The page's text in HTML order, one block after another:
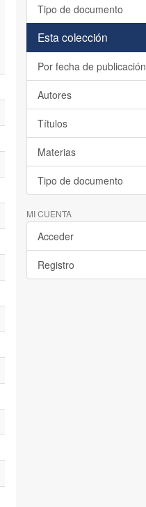
Tipo de documento
Esta colección
Por fecha de publicación
Autores
Títulos
Materias
Tipo de documento
MI CUENTA
Acceder
Registro